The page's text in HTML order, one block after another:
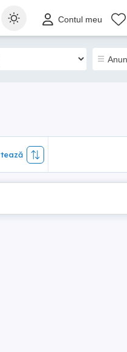
Contul meu